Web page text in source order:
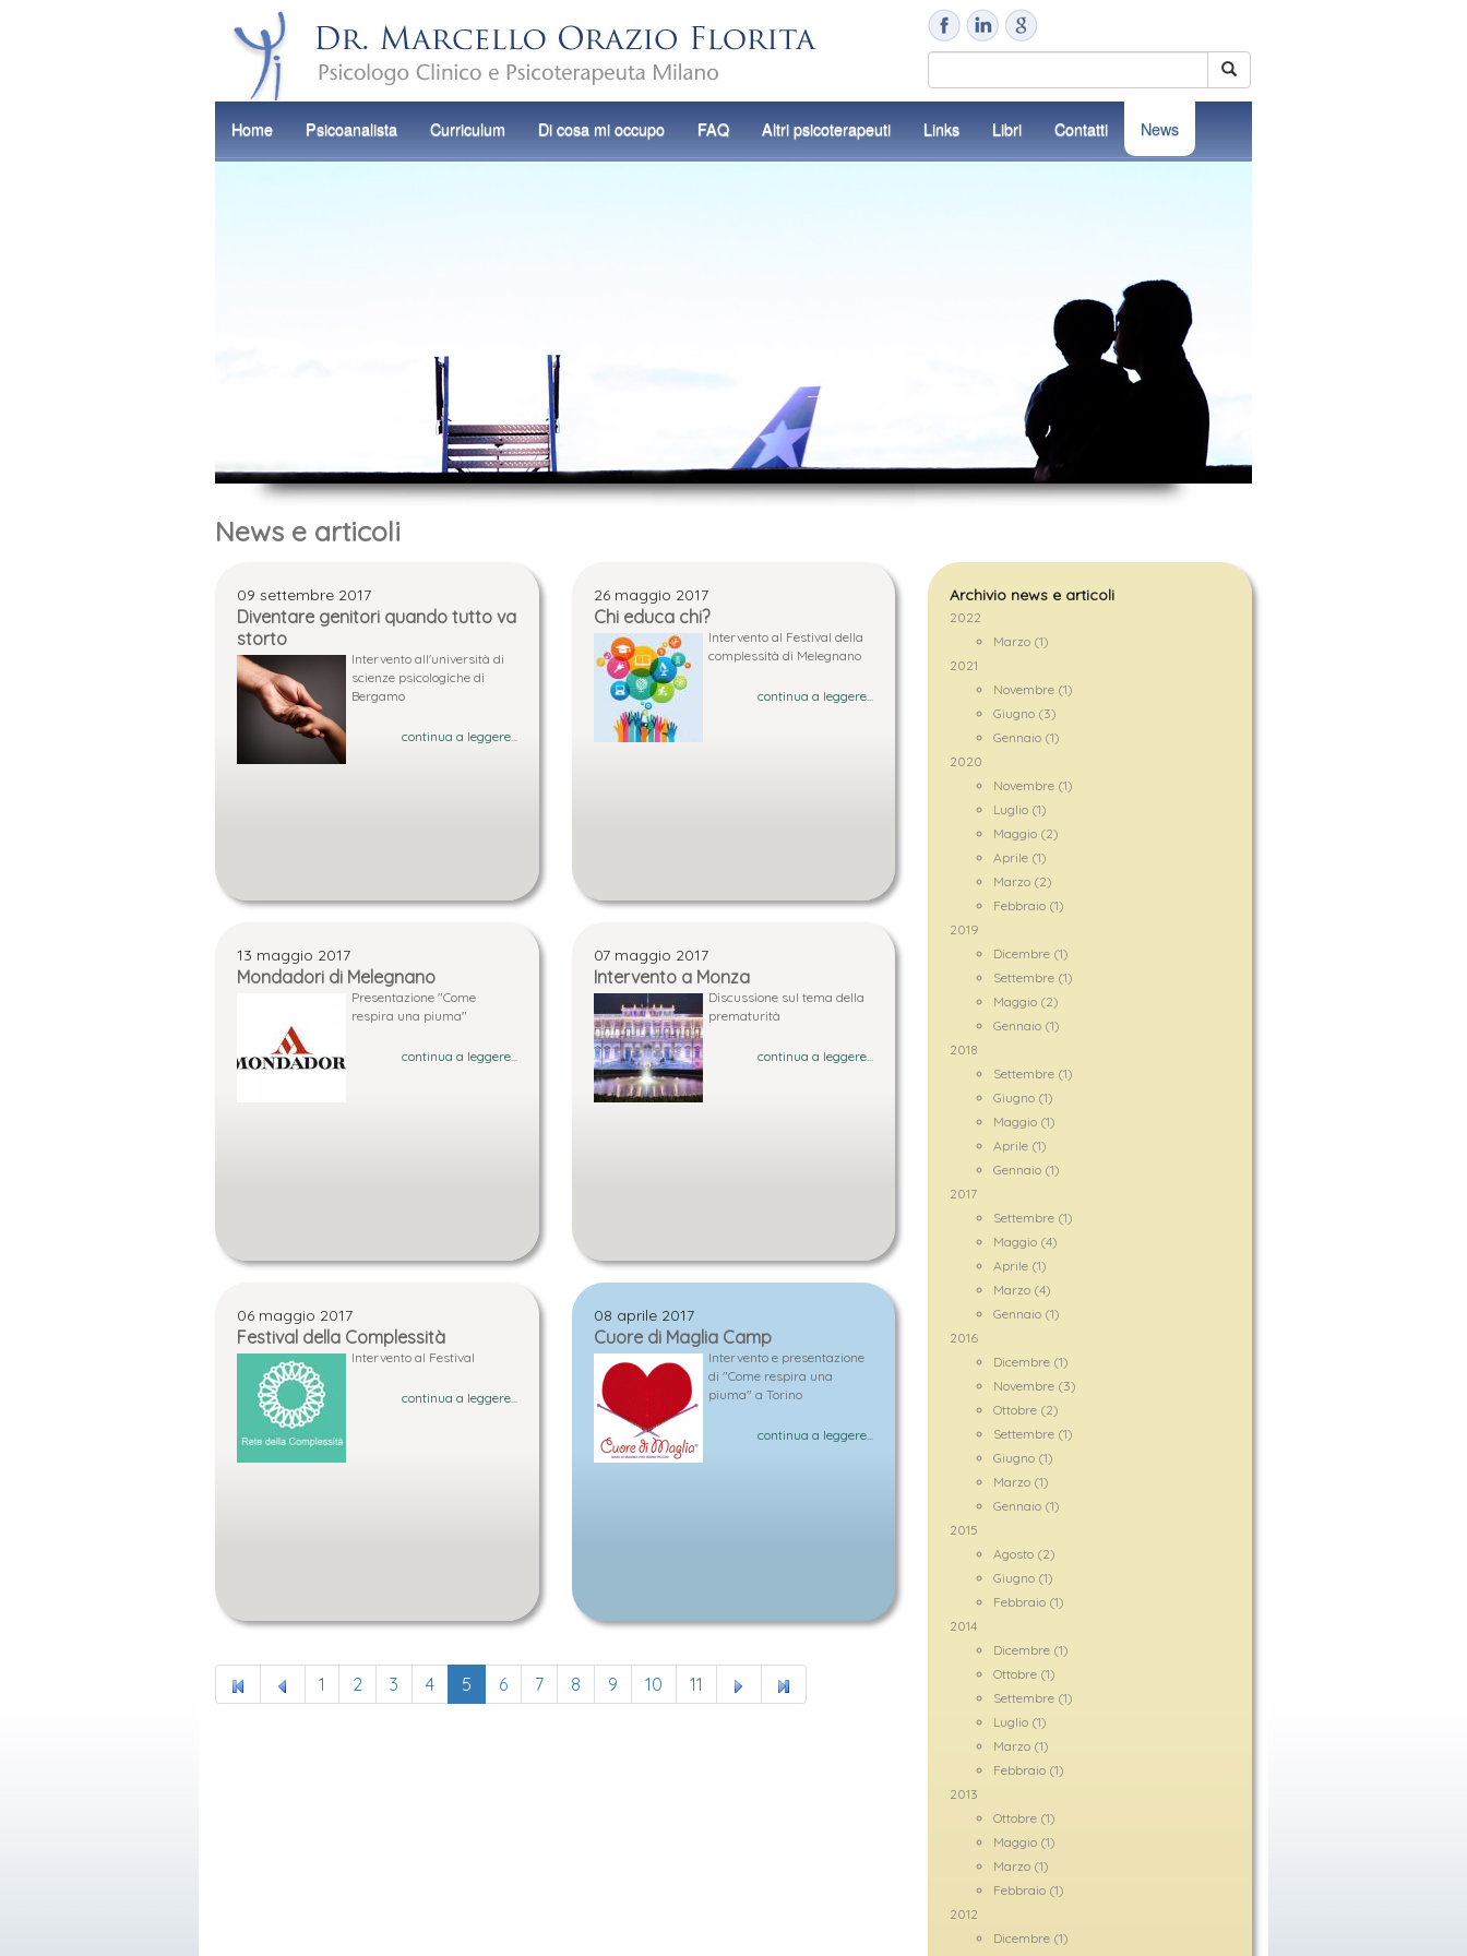
Home Psicoanalista Curriculum Di cosa mi occupo FAQ Altri psicoterapeuti Links Libri Contatti News
News e articoli
09 settembre 2017
Diventare genitori quando tutto va
storto
Intervento all'università di
scienze psicologiche di
Bergamo
continua a leggere...
26 maggio 2017
Chi educa chi?
Intervento al Festival della
complessità di Melegnano
continua a leggere...
13 maggio 2017
Mondadori di Melegnano
Presentazione "Come
respira una piuma"
continua a leggere...
07 maggio 2017
Intervento a Monza
Discussione sul tema della
prematurità
continua a leggere...
06 maggio 2017
Festival della Complessità
Intervento al Festival
continua a leggere...
08 aprile 2017
Cuore di Maglia Camp
Intervento e presentazione
di "Come respira una
piuma" a Torino
continua a leggere...
1 2 3 4 5 6 7 8 9 10 11
Archivio news e articoli
2022
Marzo (1)
2021
Novembre (1)
Giugno (3)
Gennaio (1)
2020
Novembre (1)
Luglio (1)
Maggio (2)
Aprile (1)
Marzo (2)
Febbraio (1)
2019
Dicembre (1)
Settembre (1)
Maggio (2)
Gennaio (1)
2018
Settembre (1)
Giugno (1)
Maggio (1)
Aprile (1)
Gennaio (1)
2017
Settembre (1)
Maggio (4)
Aprile (1)
Marzo (4)
Gennaio (1)
2016
Dicembre (1)
Novembre (3)
Ottobre (2)
Settembre (1)
Giugno (1)
Marzo (1)
Gennaio (1)
2015
Agosto (2)
Giugno (1)
Febbraio (1)
2014
Dicembre (1)
Ottobre (1)
Settembre (1)
Luglio (1)
Marzo (1)
Febbraio (1)
2013
Ottobre (1)
Maggio (1)
Marzo (1)
Febbraio (1)
2012
Dicembre (1)